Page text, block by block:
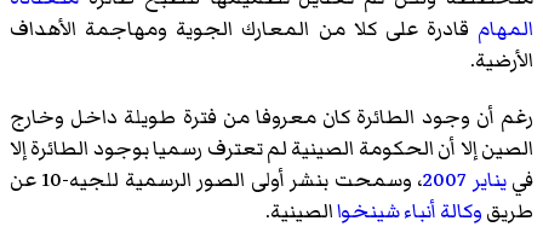
المهام قادرة على كلا من المعارك الجوية ومهاجمة الأهداف
الأرضية.
رغم أن وجود الطائرة كان معروفا من فترة طويلة داخل وخارج
الصين إلا أن الحكومة الصينية لم تعترف رسميا بوجود الطائرة إلا
فييناير 2007
، وسمحت بنشر أولى الصور الرسمية للجيه-10 عن
طريقوكالة أنباء شينخواالصينية.